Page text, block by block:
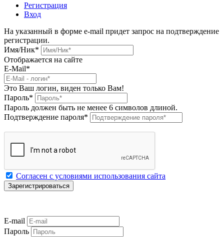
Регистрация
Вход
На указанный в форме e-mail придет запрос на подтверждение
регистрации.
Имя/Ник*
Отображается на сайте
E-Mail*
Это Ваш логин, виден только Вам!
Пароль*
Пароль должен быть не менее 6 символов длиной.
Подтверждение пароля*
Согласен с условиями использования сайта
E-mail
Пароль